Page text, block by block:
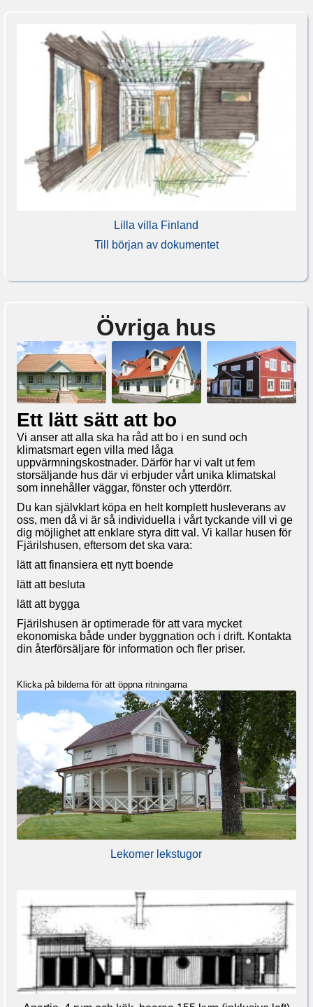
Lilla villa Finland
Till början av dokumentet
Övriga hus
Ett lätt sätt att bo
Vi anser att alla ska ha råd att bo i en sund och
klimatsmart egen villa med låga
uppvärmningskostnader. Därför har vi valt ut fem
storsäljande hus där vi erbjuder vårt unika klimatskal
som innehåller väggar, fönster och ytterdörr.
Du kan självklart köpa en helt komplett husleverans av
oss, men då vi är så individuella i vårt tyckande vill vi ge
dig möjlighet att enklare styra ditt val. Vi kallar husen för
Fjärilshusen, eftersom det ska vara:
lätt att finansiera ett nytt boende
lätt att besluta
lätt att bygga
Fjärilshusen är optimerade för att vara mycket
ekonomiska både under byggnation och i drift. Kontakta
din återförsäljare för information och fler priser.
Klicka på bilderna för att öppna ritningarna
Lekomer lekstugor